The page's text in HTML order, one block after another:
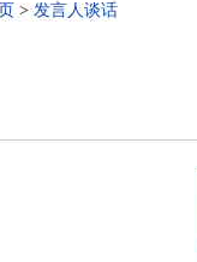
> 发言人谈话